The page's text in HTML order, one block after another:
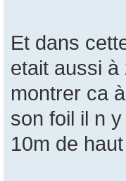
Et dans
etait aussi
montrer ca
son foil il n
10m de